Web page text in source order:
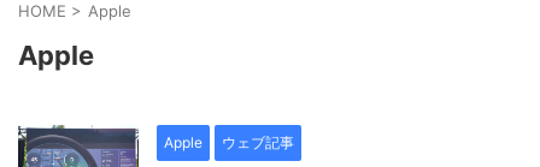
HOME > Apple
Apple
Apple ウェブ記事